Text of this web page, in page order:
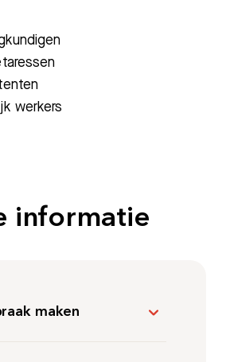
werkers
informatie
maken